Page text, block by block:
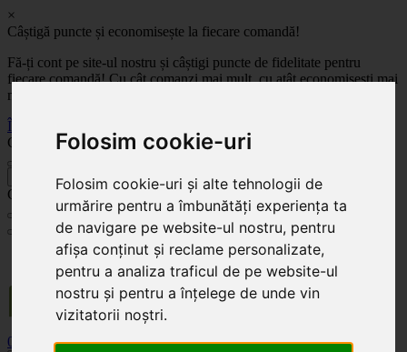
Folosim cookie-uri
Folosim cookie-uri și alte tehnologii de
urmărire pentru a îmbunătăți experiența ta
de navigare pe website-ul nostru, pentru
afișa conținut și reclame personalizate,
pentru a analiza traficul de pe website-ul
nostru și pentru a înțelege de unde vin
vizitatorii noștri.
×
Câștigă puncte și economisește la fiecare comandă!
Fă-ți cont pe site-ul nostru și câștigi puncte de fidelitate pentru
fiecare comandă! Cu cât comanzi mai mult, cu atât economisești mai
mult!
Înregistrează-te acum
Celoplast
Celoplast
Transportul este GRATUIT pentru comenzile mai mari de 350 Lei. Comanda minimă în
valoare de 100 Lei. Expediere în 1 - 2 zile lucrătoare.
0